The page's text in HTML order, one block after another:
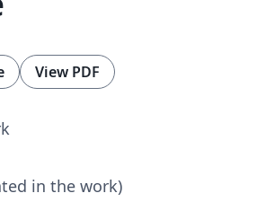
View PDF
in the work)